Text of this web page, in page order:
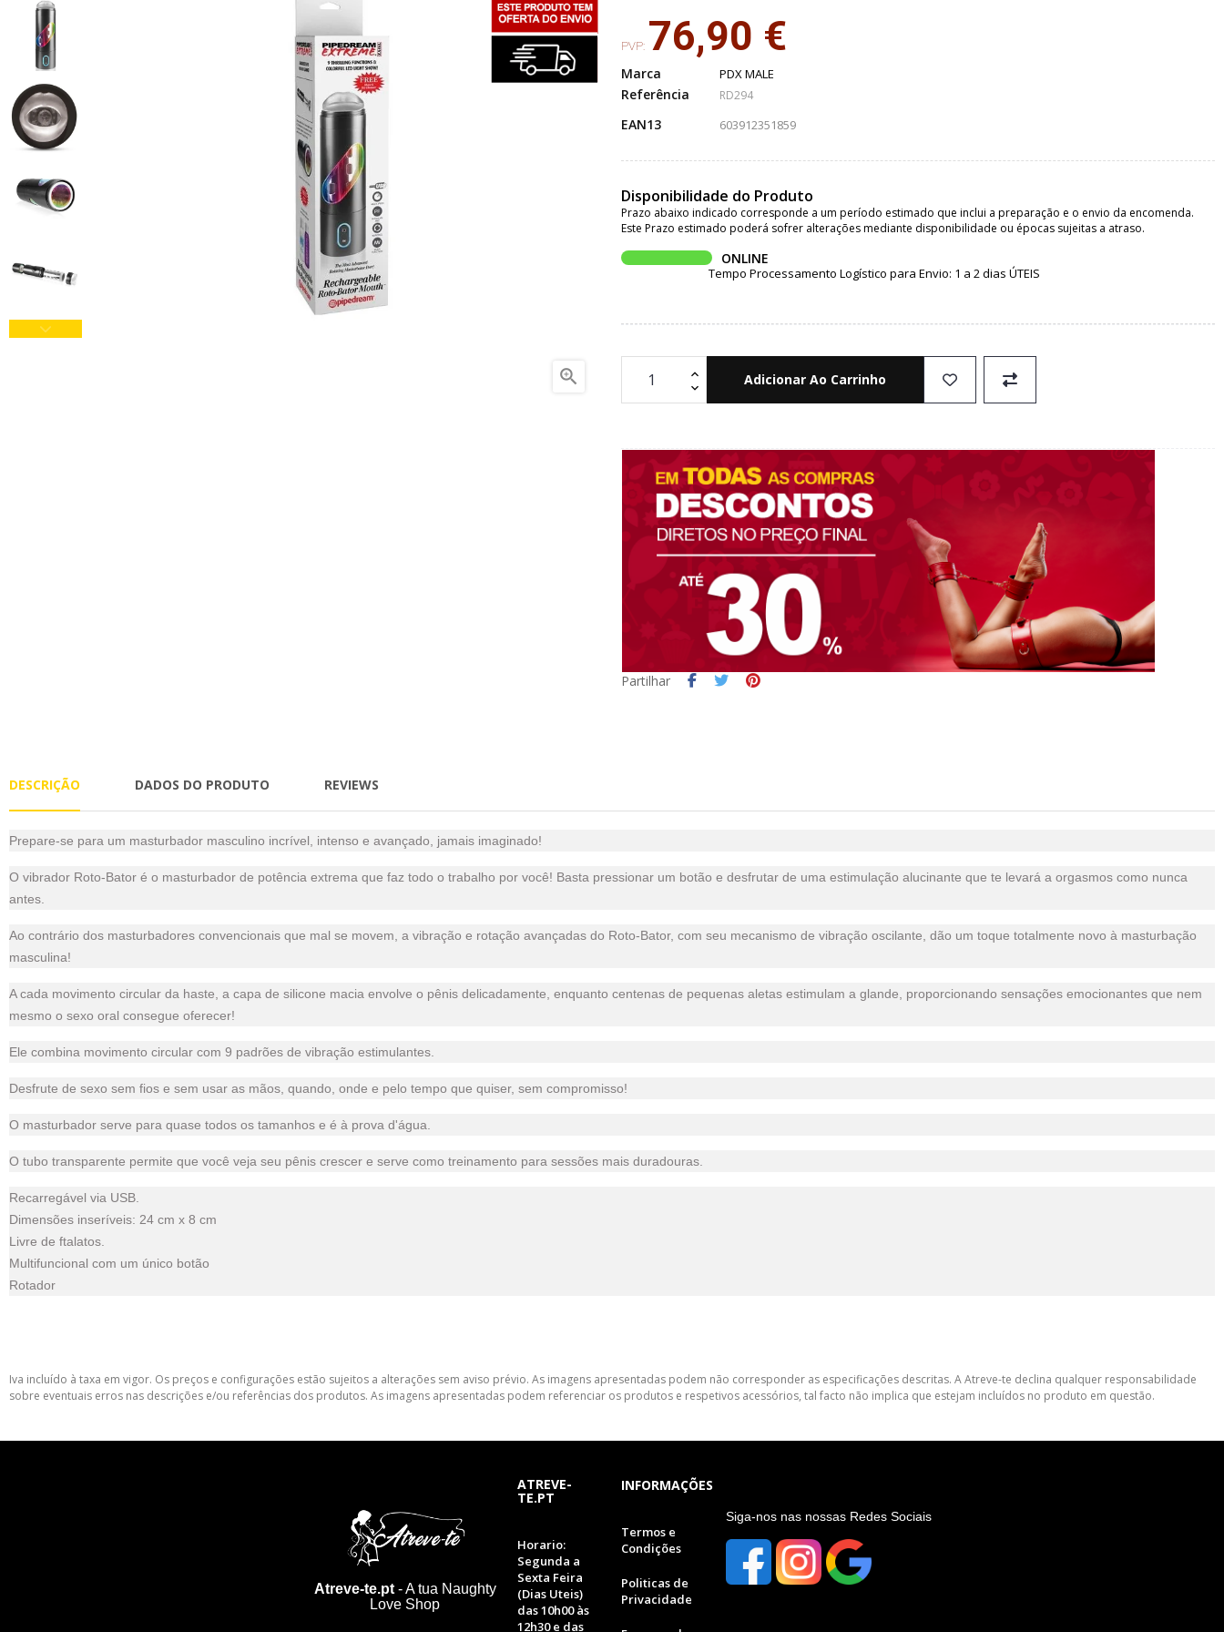

PVP: 76,90 €
Marca PDX MALE
Referência RD294
EAN13 603912351859
Disponibilidade do Produto
Prazo abaixo indicado corresponde a um período estimado que inclui a preparação e o envio da encomenda.
Este Prazo estimado poderá sofrer alterações mediante disponibilidade ou épocas sujeitas a atraso.
ONLINE
Tempo Processamento Logístico para Envio: 1 a 2 dias ÚTEIS
Adicionar Ao Carrinho
Partilhar
DESCRIÇÃO DADOS DO PRODUTO REVIEWS
Prepare-se para um masturbador masculino incrível, intenso e avançado, jamais imaginado!
O vibrador Roto-Bator é o masturbador de potência extrema que faz todo o trabalho por você! Basta pressionar um botão e desfrutar de uma estimulação alucinante que te levará a orgasmos como nunca
antes.
Ao contrário dos masturbadores convencionais que mal se movem, a vibração e rotação avançadas do Roto-Bator, com seu mecanismo de vibração oscilante, dão um toque totalmente novo à masturbação
masculina!
A cada movimento circular da haste, a capa de silicone macia envolve o pênis delicadamente, enquanto centenas de pequenas aletas estimulam a glande, proporcionando sensações emocionantes que nem
mesmo o sexo oral consegue oferecer!
Ele combina movimento circular com 9 padrões de vibração estimulantes.
Desfrute de sexo sem fios e sem usar as mãos, quando, onde e pelo tempo que quiser, sem compromisso!
O masturbador serve para quase todos os tamanhos e é à prova d'água.
O tubo transparente permite que você veja seu pênis crescer e serve como treinamento para sessões mais duradouras.
Recarregável via USB.
Dimensões inseríveis: 24 cm x 8 cm
Livre de ftalatos.
Multifuncional com um único botão
Rotador
Iva incluído à taxa em vigor. Os preços e configurações estão sujeitos a alterações sem aviso prévio. As imagens apresentadas podem não corresponder as especificações descritas. A Atreve-te declina qualquer responsabilidade
sobre eventuais erros nas descrições e/ou referências dos produtos. As imagens apresentadas podem referenciar os produtos e respetivos acessórios, tal facto não implica que estejam incluídos no produto em questão.
Atreve-te.pt- A tua Naughty
Love Shop
ATREVE-
TE.PT
Horario:
Segunda a
Sexta Feira
(Dias Uteis)
das 10h00 às
12h30 e das
INFORMAÇÕES
Termos e
Condições
Politicas de
Privacidade
Siga-nos nas nossas Redes Sociais